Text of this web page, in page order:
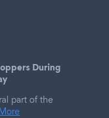
During
part of the